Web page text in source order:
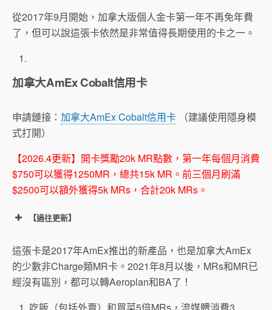
從2017年9月開始，加拿大版個人金卡第一年不再免年費
了，但可以說這張卡依然是非常值得長期使用的卡之一。
加拿大AmEx Cobalt信用卡
申請鏈接： 加拿大AmEx Cobalt信用卡 （建議使用隱身模
式打開）
【2026.4更新】開卡獎勵20k MR點數，第一年每個月消費
$750可以獲得1250MR，總共15k MR。前三個月刷滿
$2500可以額外獲得5k MRs，合計20k MRs。
【過往更新】
這張卡是2017年AmEx推出的新產品，也是加拿大AmEx
的少數非Charge類MR卡。2021年8月以後，MRs和MR已
經沒有區別，都可以轉Aeroplan和BA了！